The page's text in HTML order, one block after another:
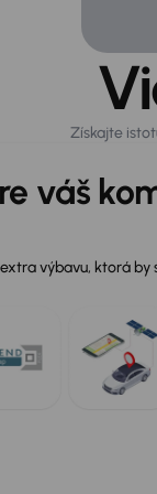
Získajte
váš
výbavu, ktorá by